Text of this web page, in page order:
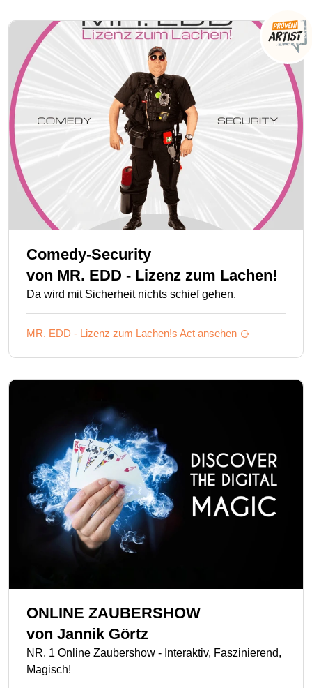
Comedy-Security
von MR. EDD - Lizenz zum Lachen!
Da wird mit Sicherheit nichts schief gehen.
MR. EDD - Lizenz zum Lachen!s Act ansehen
ONLINE ZAUBERSHOW
von Jannik Görtz
NR. 1 Online Zaubershow - Interaktiv, Faszinierend,
Magisch!